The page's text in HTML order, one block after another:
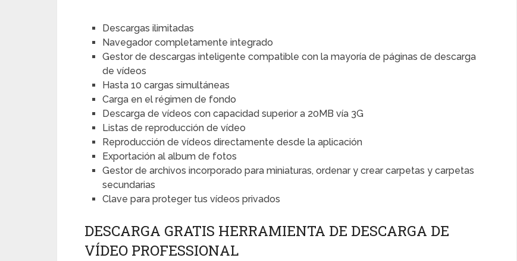
Descargas ilimitadas
Navegador completamente integrado
Gestor de descargas inteligente compatible con la mayoría de páginas de descarga
de vídeos
Hasta 10 cargas simultáneas
Carga en el régimen de fondo
Descarga de vídeos con capacidad superior a 20MB vía 3G
Listas de reproducción de vídeo
Reproducción de vídeos directamente desde la aplicación
Exportación al album de fotos
Gestor de archivos incorporado para miniaturas, ordenar y crear carpetas y carpetas
secundarias
Clave para proteger tus vídeos privados
DESCARGA GRATIS HERRAMIENTA DE DESCARGA DE
VÍDEO PROFESSIONAL